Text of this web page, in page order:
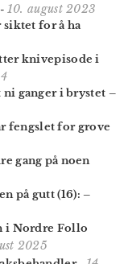
10. august 2023
for å ha
knivepisode i
ganger i brystet –
fengslet for grove
gang på noen
på gutt (16): –
i Nordre Follo
2025